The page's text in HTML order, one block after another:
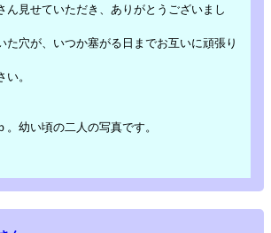
ん見せていただき、ありがとうございまし
た穴が、いつか塞がる日までお互いに頑張り
。
。幼い頃の二人の写真です。